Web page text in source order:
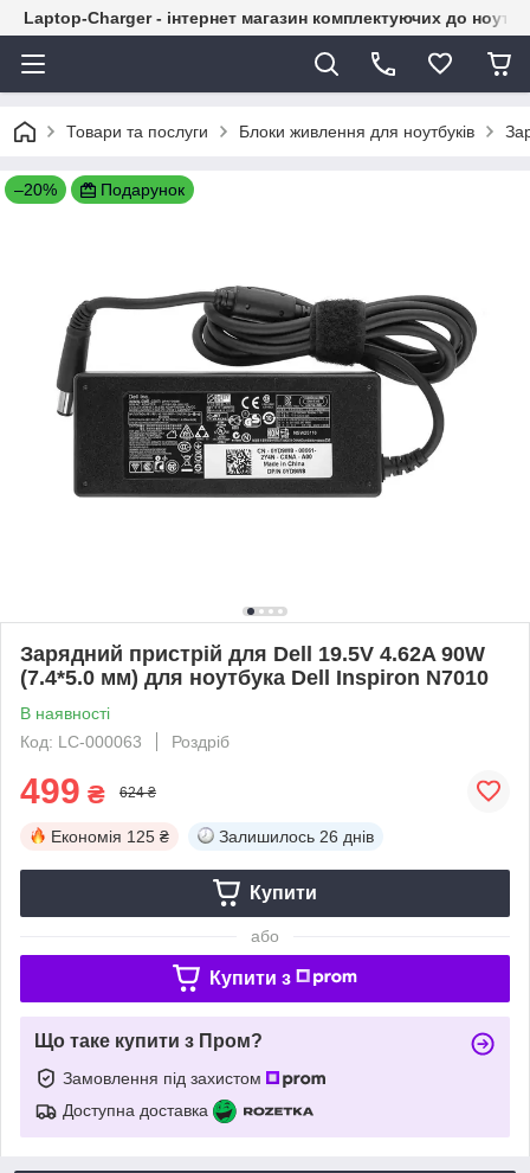
Laptop-Charger - інтернет магазин комплектуючих до
Товари та послуги Блоки живлення для ноутбуків
–20% Подарунок
Зарядний пристрій для Dell 19.5V 4.62A 90W
(7.4*5.0 мм) для ноутбука Dell Inspiron N7010
В наявності
Код: LC-000063
Роздріб
499 ₴ 624 ₴
Економія 125 ₴ Залишилось 26 днів
Купити
або
Купити з
Що таке купити з Пром?
Замовлення під захистом
Доступна доставка